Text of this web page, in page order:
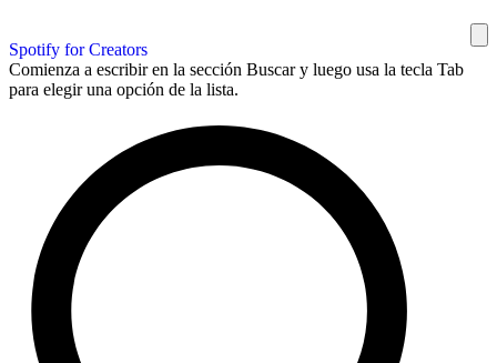
Spotify for Creators
Comienza a escribir en la sección Buscar y luego usa la tecla Tab
para elegir una opción de la lista.